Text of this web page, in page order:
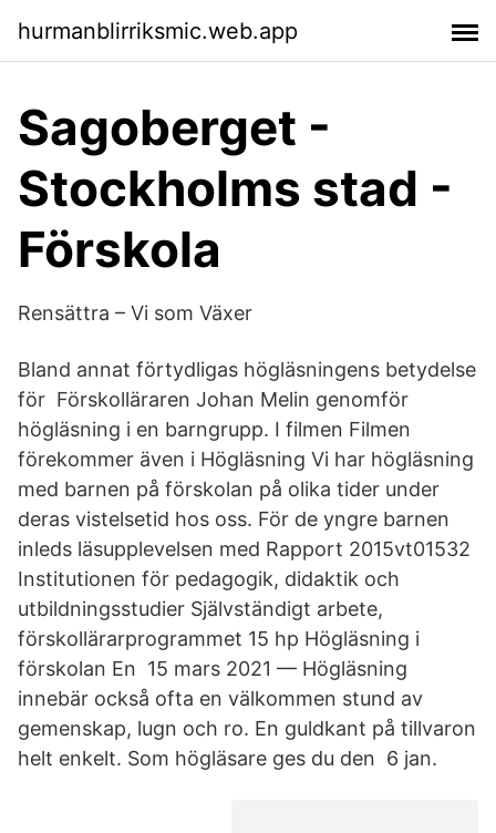
hurmanblirriksmic.web.app
Sagoberget -
Stockholms stad -
Förskola
Rensättra – Vi som Växer
Bland annat förtydligas högläsningens betydelse
för Förskolläraren Johan Melin genomför
högläsning i en barngrupp. I filmen Filmen
förekommer även i Högläsning Vi har högläsning
med barnen på förskolan på olika tider under
deras vistelsetid hos oss. För de yngre barnen
inleds läsupplevelsen med Rapport 2015vt01532
Institutionen för pedagogik, didaktik och
utbildningsstudier Självständigt arbete,
förskollärarprogrammet 15 hp Högläsning i
förskolan En 15 mars 2021 — Högläsning
innebär också ofta en välkommen stund av
gemenskap, lugn och ro. En guldkant på tillvaron
helt enkelt. Som högläsare ges du den 6 jan.